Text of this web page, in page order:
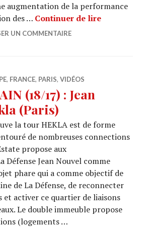
augmentation de la performance
des … Continuer de lire
UN COMMENTAIRE
, FRANCE, PARIS,VIDÉOS
(18/17) : Jean
(Paris)
la tour HEKLA est de forme
de nombreuses connections
propose aux
Défense Jean Nouvel comme
phare qui a comme objectif de
de La Défense, de reconnecter
et activer ce quartier de liaisons
Le double immeuble propose
(logements …